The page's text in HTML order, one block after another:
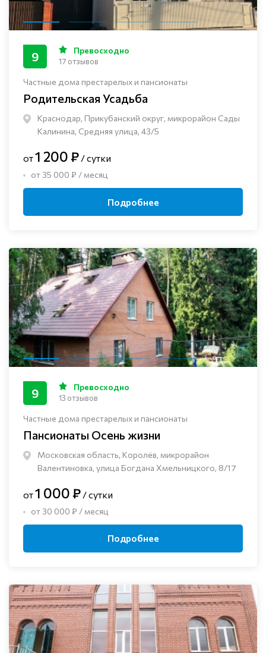
Частные дома престарелых и пансионаты
Родительская Усадьба
Краснодар, Прикубанский округ, микрорайон Сады
Калинина, Средняя улица, 43/5
9 Превосходно
17 отзывов
от1 200 ₽ / сутки
от 35 000 ₽ / месяц
Подробнее
Частные дома престарелых и пансионаты
Пансионаты Осень жизни
Московская область, Королёв, микрорайон
Валентиновка, улица Богдана Хмельницкого, 8/17
9 Превосходно
13 отзывов
от1 000 ₽ / сутки
от 30 000 ₽ / месяц
Подробнее